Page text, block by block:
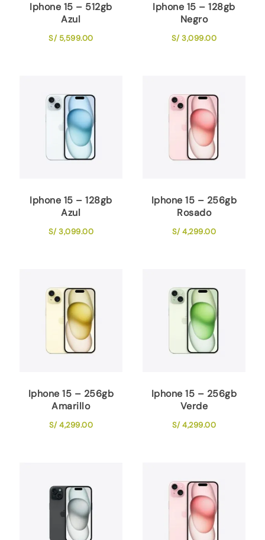
Iphone 15 – 512gb
Azul
S/5,599.00
Iphone 15 – 128gb
Negro
S/3,099.00
Iphone 15 – 128gb
Azul
S/3,099.00
Iphone 15 – 256gb
Rosado
S/4,299.00
Iphone 15 – 256gb
Amarillo
S/4,299.00
Iphone 15 – 256gb
Verde
S/4,299.00